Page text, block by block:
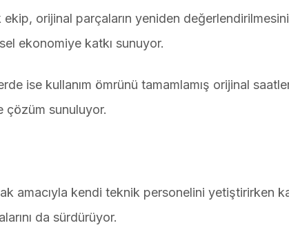
orijinal parçaların yeniden değerlendirilmesini
ekonomiye katkı sunuyor.
ise kullanım ömrünü tamamlamış orijinal
çözüm sunuluyor.
amacıyla kendi teknik personelini yetiştirirken
da sürdürüyor.